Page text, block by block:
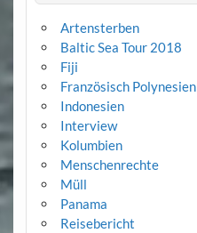
Artensterben
Baltic Sea Tour 2018
Fiji
Französisch Polynesien
Indonesien
Interview
Kolumbien
Menschenrechte
Müll
Panama
Reisebericht